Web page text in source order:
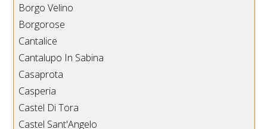
Borgo Velino
Borgorose
Cantalice
Cantalupo In Sabina
Casaprota
Casperia
Castel Di Tora
Castel Sant'Angelo